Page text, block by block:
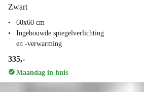
Zwart
60x60 cm
Ingebouwde spiegelverlichting
en -verwarming
335,-
Maandag in huis